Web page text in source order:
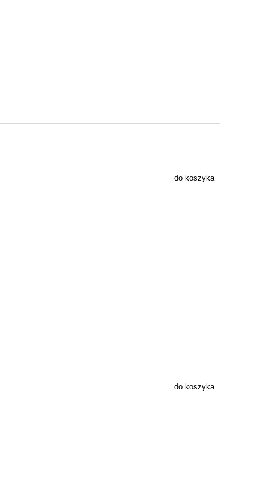
do koszyka
do koszyka